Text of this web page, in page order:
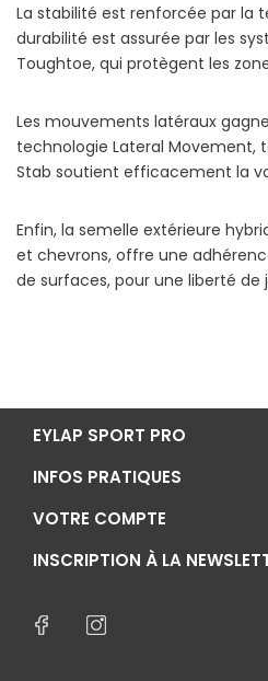
La stabilité est renforcée par la
durabilité est assurée par les
Toughtoe, qui protègent les
Les mouvements latéraux
technologie Lateral Movement,
Stab soutient efficacement la
Enfin, la semelle extérieure
et chevrons, offre une
de surfaces, pour une liberté de
EYLAP SPORT PRO
INFOS PRATIQUES
VOTRE COMPTE
INSCRIPTION À LA